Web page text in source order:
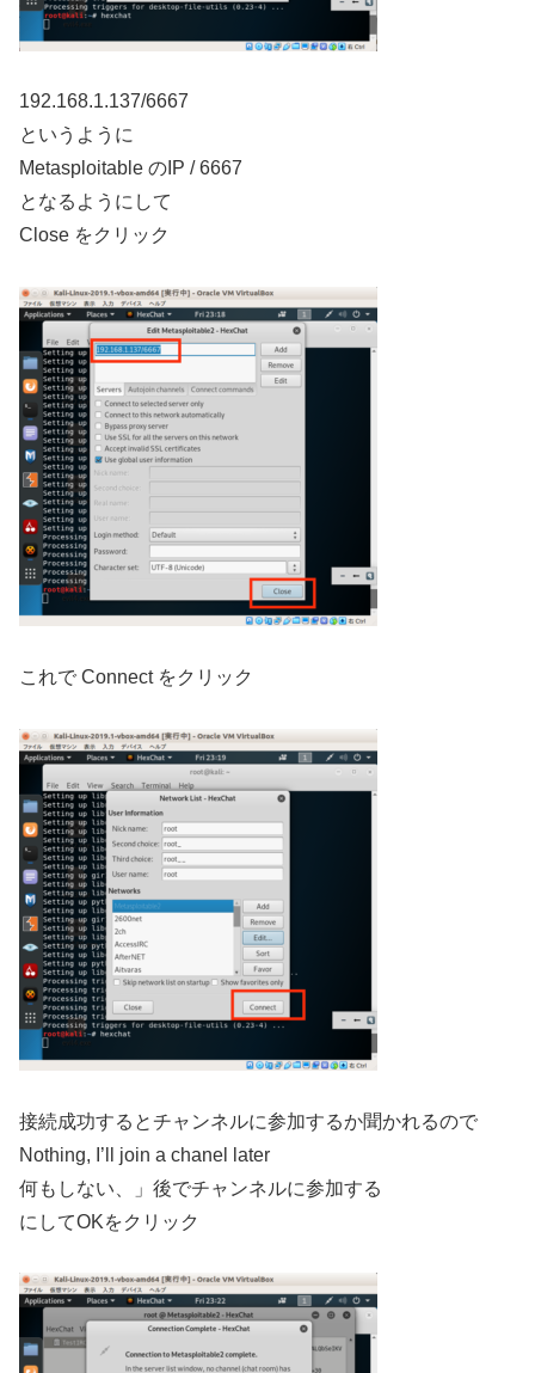
192.168.1.137/6667
というように
Metasploitable のIP / 6667
となるようにして
Close をクリック
これで Connect をクリック
接続成功するとチャンネルに参加するか聞かれるので
Nothing, I’ll join a chanel later
何もしない、」後でチャンネルに参加する
にしてOKをクリック